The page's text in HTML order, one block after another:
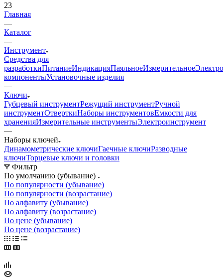
23
Главная
—
Каталог
—
Инструмент
Средства для
разработкиПитаниеИндикацияПаяльноеИзмерительное
компонентыУстановочные изделия
—
Ключи
Губцевый инструментРежущий инструментРучной
инструментОтверткиНаборы инструментовЕмкости для
храненияИзмерительные инструментыЭлектроинструмент
—
Наборы ключей
Динамометрические ключиГаечные ключиРазводные
ключиТорцевые ключи и головки
Фильтр
По умолчанию (убывание)
По популярности (убывание)
По популярности (возрастание)
По алфавиту (убывание)
По алфавиту (возрастание)
По цене (убывание)
По цене (возрастание)